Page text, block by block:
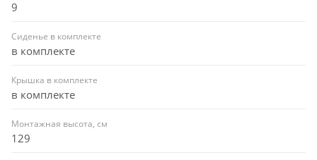
9
Сиденье в комплекте
в комплекте
Крышка в комплекте
в комплекте
Монтажная высота, см
129